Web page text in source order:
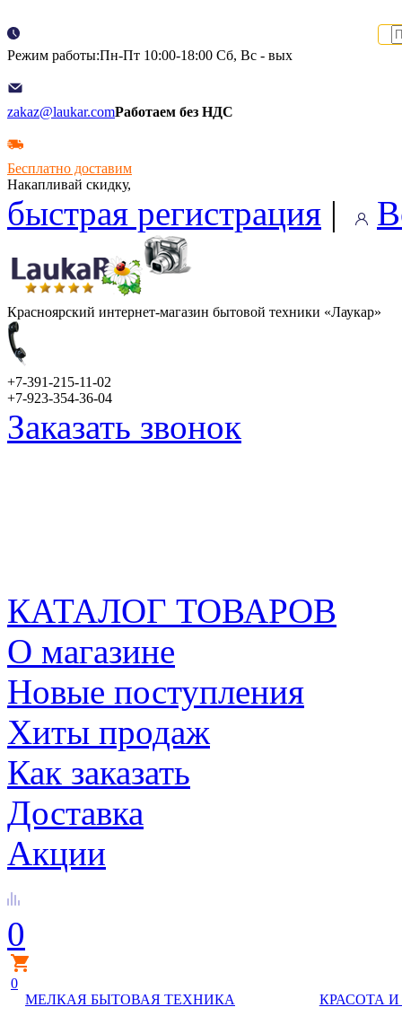
Режим работы:Пн-Пт 10:00-18:00 Сб, Вс - вых
zakaz@laukar.comРаботаем без НДС
Бесплатно доставим
Накапливай скидку,
быстрая регистрация |
Красноярский интернет-магазин бытовой техники «Лаукар»
+7-391-215-11-02
+7-923-354-36-04
Заказать звонок
КАТАЛОГ ТОВАРОВ
О магазине
Новые поступления
Хиты продаж
Как заказать
Доставка
Акции
0
0
МЕЛКАЯ БЫТОВАЯ ТЕХНИКА
КРАСОТА И